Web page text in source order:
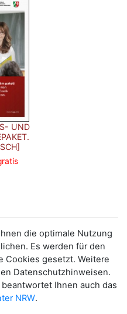
UND
die optimale Nutzung
Es werden für den
Cookies gesetzt. Weitere
Datenschutzhinweisen.
Ihnen auch das
NRW.